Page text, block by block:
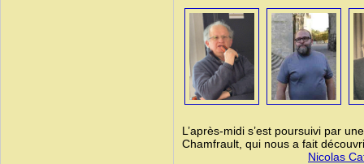
L’après-midi s’est poursuivi par
Chamfrault, qui nous a fait
Nicolas